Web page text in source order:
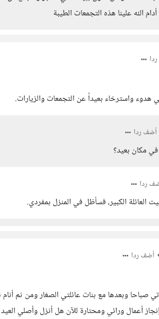
الله علينا هذه التجمعات الطيبة
واسترخاء بعيداً عن التجمعات والزيارات.
أضف ردا
مكان بعيد؟
ردا
العائلة الكبير، فسأظل في المنزل بمفردي.
أضف ردا
صباحا وبعدها مع بنات عائلتي الصغار ومن ثم
أعمال ورائي ومحتارة للآن هل أنزل وأصلي